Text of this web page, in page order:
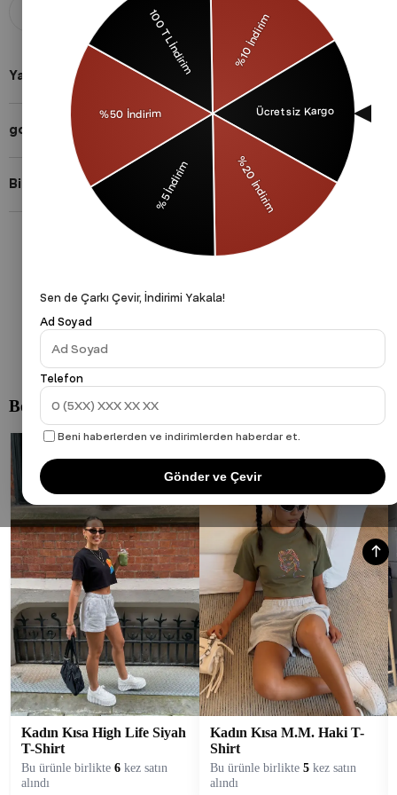
Aldığınız ürünü 14 gün içerisinde
iade edebilirsiniz.
Taksit imkanları ile herkese uygun
ödeme yöntemleri.
Yardıma mı ihtiyacın var?
gothamVibes Hakkında
Bizi Takip Et!
Sen de Çarkı Çevir, İndirimi Yakala!
Ad Soyad
Telefon
Beni haberlerden ve indirimlerden haberdar et.
Gönder ve Çevir